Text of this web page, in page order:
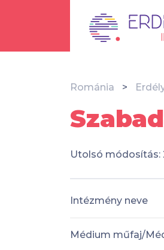
Románia
Utolsó módosítás:
Intézmény neve
Médium műfaj/